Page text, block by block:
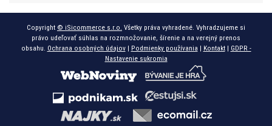
Copyright © iSicommerce s.r.o. Všetky práva vyhradené. Vyhradzujeme si
právo udeľovať súhlas na rozmnožovanie, šírenie a na verejný prenos
obsahu. Ochrana osobných údajov| Podmienky používania | Kontakt| GDPR -
Nastavenie sukromia